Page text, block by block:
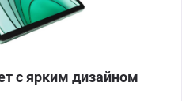
с ярким дизайном